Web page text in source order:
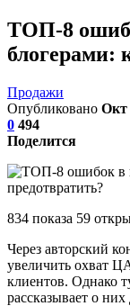
ТОП-8
блогерами:
Продажи
Опубликовано Окт
0 494
Поделится
834 показа 59
Через авторский
увеличить охват
клиентов. Однако
рассказывает о них